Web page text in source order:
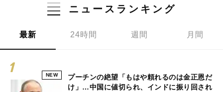
ニュースランキング
最新 24時間 週間 月間
NEW
プーチンの絶望「もはや頼れるのは金正恩だ
け」…中国に値切られ、インドに振り回され